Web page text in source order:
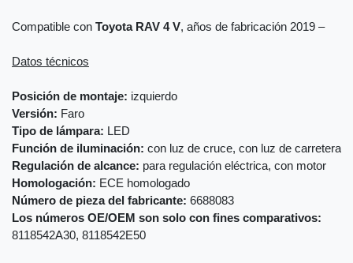
Compatible con Toyota RAV 4 V, años de fabricación 2019 –
Datos técnicos
Posición de montaje: izquierdo
Versión: Faro
Tipo de lámpara: LED
Función de iluminación: con luz de cruce, con luz de carretera
Regulación de alcance: para regulación eléctrica, con motor
Homologación: ECE homologado
Número de pieza del fabricante: 6688083
Los números OE/OEM son solo con fines comparativos:
8118542A30, 8118542E50